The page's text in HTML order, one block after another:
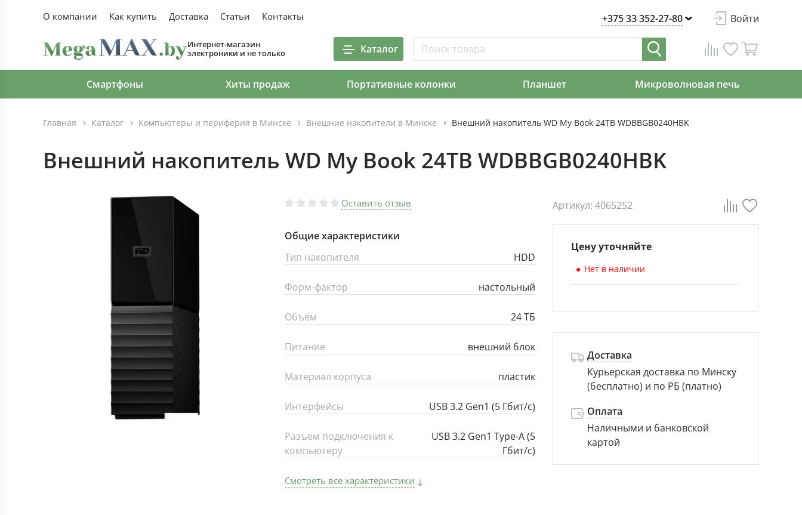
О компании Как купить Доставка Статьи Контакты +375 33 352-27-80 Войти
Интернет-магазин
электроники и не только
Каталог
Смартфоны Хиты продаж Портативные колонки Планшет Микроволновая печь
Главная Каталог Компьютеры и периферия в Минске Внешние накопители в Минске Внешний накопитель WD My Book 24TB WDBBGB0240HBK
Внешний накопитель WD My Book 24TB WDBBGB0240HBK
Оставить отзыв
Общие характеристики
Тип накопителя
HDD
Форм-фактор настольный
Объём 24 ТБ
Питание внешний блок
Материал корпуса пластик
Интерфейсы USB 3.2 Gen1 (5 Гбит/с)
Разъем подключения к
компьютеру
USB 3.2 Gen1 Type-A (5
Гбит/с)
Смотреть все характеристики
Артикул: 4065252
Цену уточняйте
Нет в наличии
Доставка
Курьерская доставка по Минску
(бесплатно) и по РБ (платно)
Оплата
Наличными и банковской
картой